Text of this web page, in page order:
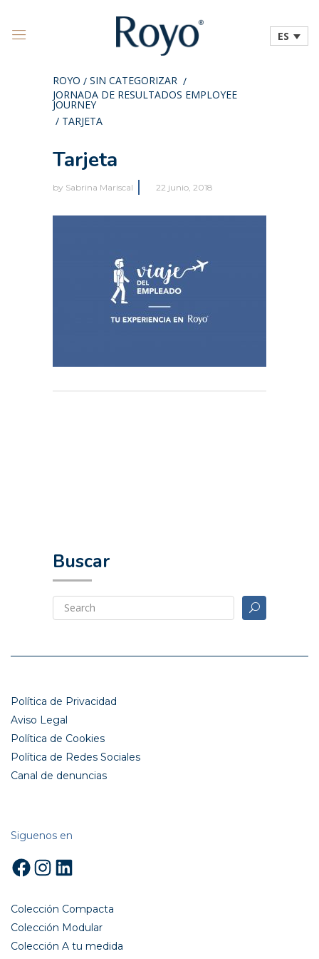
ES
ROYO / SIN CATEGORIZAR /
JORNADA DE RESULTADOS EMPLOYEE
JOURNEY
/ TARJETA
Tarjeta
by Sabrina Mariscal 22 junio, 2018
Buscar
Política de Privacidad
Aviso Legal
Política de Cookies
Política de Redes Sociales
Canal de denuncias
Siguenos en
Facebook
Instagram
LinkedIn
Colección Compacta
Colección Modular
Colección A tu medida